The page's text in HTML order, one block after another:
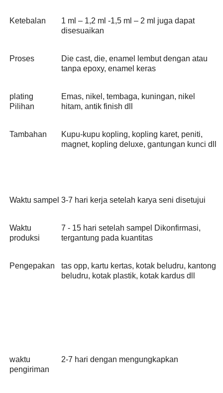
Ketebalan
1 ml – 1,2 ml -1,5 ml – 2 ml juga dapat
disesuaikan
Proses
Die cast, die, enamel lembut dengan atau
tanpa epoxy, enamel keras
plating
Pilihan
Emas, nikel, tembaga, kuningan, nikel
hitam, antik finish dll
Tambahan
Kupu-kupu kopling, kopling karet, peniti,
magnet, kopling deluxe, gantungan kunci dll
Waktu sampel 3-7 hari kerja setelah karya seni disetujui
Waktu
produksi
7 - 15 hari setelah sampel Dikonfirmasi,
tergantung pada kuantitas
Pengepakan
tas opp, kartu kertas, kotak beludru, kantong
beludru, kotak plastik, kotak kardus dll
waktu
pengiriman
2-7 hari dengan mengungkapkan